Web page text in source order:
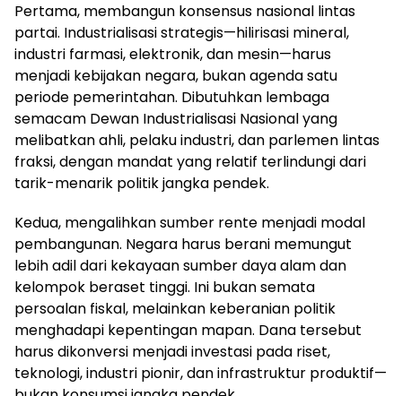
Pertama, membangun konsensus nasional lintas
partai. Industrialisasi strategis—hilirisasi mineral,
industri farmasi, elektronik, dan mesin—harus
menjadi kebijakan negara, bukan agenda satu
periode pemerintahan. Dibutuhkan lembaga
semacam Dewan Industrialisasi Nasional yang
melibatkan ahli, pelaku industri, dan parlemen lintas
fraksi, dengan mandat yang relatif terlindungi dari
tarik-menarik politik jangka pendek.
Kedua, mengalihkan sumber rente menjadi modal
pembangunan. Negara harus berani memungut
lebih adil dari kekayaan sumber daya alam dan
kelompok beraset tinggi. Ini bukan semata
persoalan fiskal, melainkan keberanian politik
menghadapi kepentingan mapan. Dana tersebut
harus dikonversi menjadi investasi pada riset,
teknologi, industri pionir, dan infrastruktur produktif—